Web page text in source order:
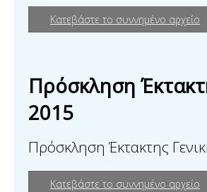
Κατεβάστε το συννημένο αρχείο
Πρόσκληση
2015
Πρόσκληση Έκτακτης
Κατεβάστε το συννημένο αρχείο